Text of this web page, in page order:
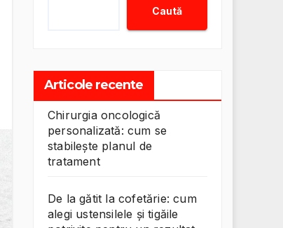
Caută
Articole recente
Chirurgia oncologică
personalizată: cum se
stabilește planul de
tratament
De la gătit la cofetărie: cum
alegi ustensilele și tigăile